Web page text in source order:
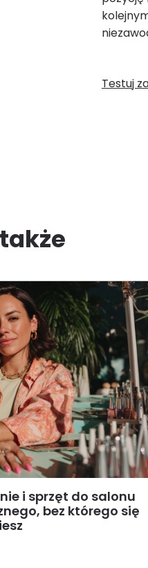
Testuj
i sprzęt do salonu
bez którego się